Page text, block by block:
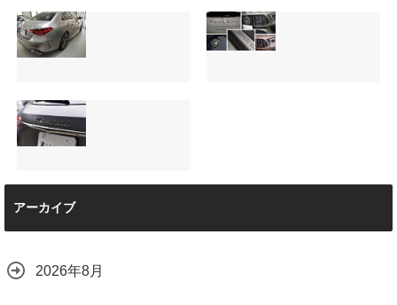
サンルーフ付きベ
ンツVクラス
（V220d）にフリ
店で断られた悩み
をプロの技術で解
決
2026.08.04
マツダRX-8（マッ
トグレー）の板金
修理と専用コーテ
【施工事例】メル
セデス・ベンツ
C220d｜3層セラ
ート」と弱点克服
のプロテクション
京都世田谷区）
マセラティ グレカ
ーレ トロフェオ
2026.07.22
アーカイブ
2026年8月